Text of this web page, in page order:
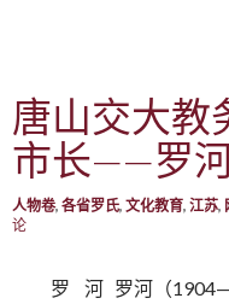
唐山交大教
市长——罗
人物卷, 各省罗氏, 文化教育, 江苏,
论
罗 河 罗河（1904—